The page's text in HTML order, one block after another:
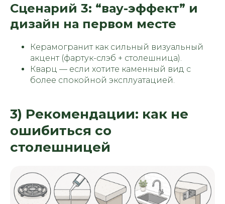
Сценарий 3: “вау-эффект” и
дизайн на первом месте
Керамогранит как сильный визуальный
акцент (фартук-слэб + столешница).
Кварц — если хотите каменный вид с
более спокойной эксплуатацией.
3) Рекомендации: как не
ошибиться со
столешницей